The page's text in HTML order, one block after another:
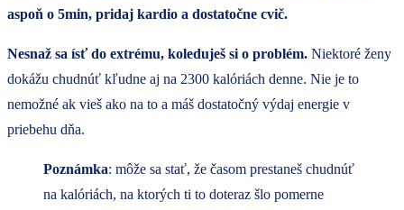
aspoň o 5min, pridaj kardio a dostatočne cvič.
Nesnaž sa ísť do extrému, koleduješ si o problém. Niektoré ženy
dokážu chudnúť kľudne aj na 2300 kalóriách denne. Nie je to
nemožné ak vieš ako na to a máš dostatočný výdaj energie v
priebehu dňa.
Poznámka: môže sa stať, že časom prestaneš chudnúť
na kalóriách, na ktorých ti to doteraz šlo pomerne